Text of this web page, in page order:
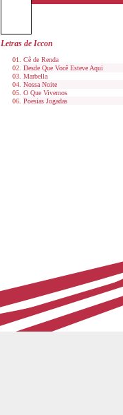
Letras de Iccon
Cê de Renda
Desde Que Você Esteve Aqui
Marbella
Nossa Noite
O Que Vivemos
Poesias Jogadas